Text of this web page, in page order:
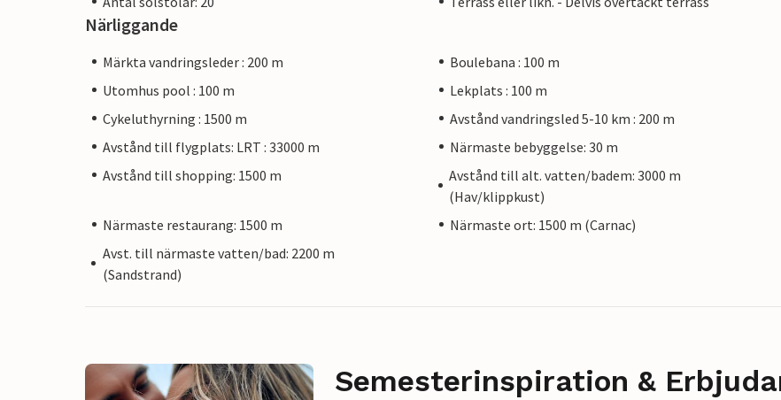
Närliggande
Märkta vandringsleder : 200 m
Boulebana : 100 m
Utomhus pool : 100 m
Lekplats : 100 m
Cykeluthyrning : 1500 m
Avstånd vandringsled 5-10 km : 200 m
Avstånd till flygplats: LRT : 33000 m
Närmaste bebyggelse: 30 m
Avstånd till shopping: 1500 m
Avstånd till alt. vatten/badem: 3000 m
(Hav/klippkust)
Närmaste restaurang: 1500 m
Närmaste ort: 1500 m (Carnac)
Avst. till närmaste vatten/bad: 2200 m
(Sandstrand)
Semesterinspiration &